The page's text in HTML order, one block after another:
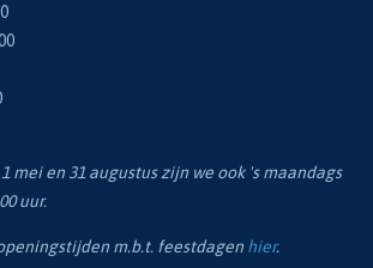
mei en 31 augustus zijn we ook 's maandags
uur.
m.b.t. feestdagen hier.